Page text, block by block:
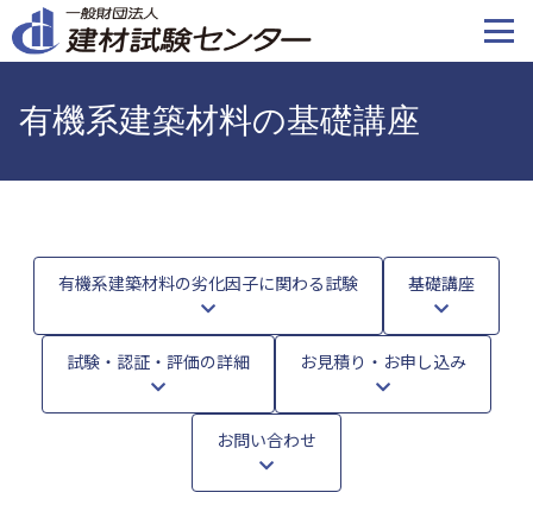
イ
有機系建築材料の基礎講座
有機系建築材料の劣化因子に関わる試験 基礎講座
試験・認証・評価の詳細 お見積り・お申し込み
お問い合わせ